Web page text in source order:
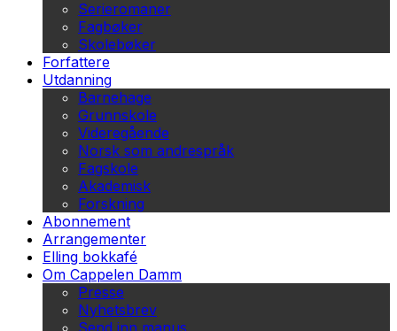
Serieromaner
Fagbøker
Skolebøker
Forfattere
Utdanning
Barnehage
Grunnskole
Videregående
Norsk som andrespråk
Fagskole
Akademisk
Forskning
Abonnement
Arrangementer
Elling bokkafé
Om Cappelen Damm
Presse
Nyhetsbrev
Send inn manus